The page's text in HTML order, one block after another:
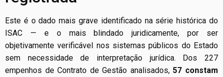
Este é o dado mais grave identificado na série histórica do
ISAC — e o mais blindado juridicamente, por ser
objetivamente verificável nos sistemas públicos do Estado
sem necessidade de interpretação jurídica. Dos 227
empenhos de Contrato de Gestão analisados,57 constam